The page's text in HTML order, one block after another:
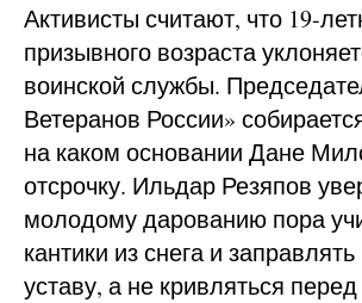
Активисты считают, что 19-
призывного возраста
воинской службы.
Ветеранов России»
на каком основании Дане
отсрочку. Ильдар Резяпов
молодому дарованию пора
кантики из снега и
уставу, а не кривляться